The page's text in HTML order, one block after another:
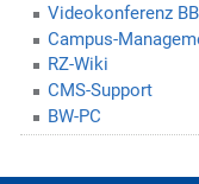
Videokonferenz
Campus-
RZ-Wiki
CMS-Support
BW-PC